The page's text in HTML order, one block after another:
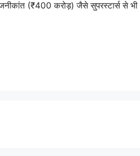
(₹400 करोड़) जैसे सुपरस्टार्स से भी